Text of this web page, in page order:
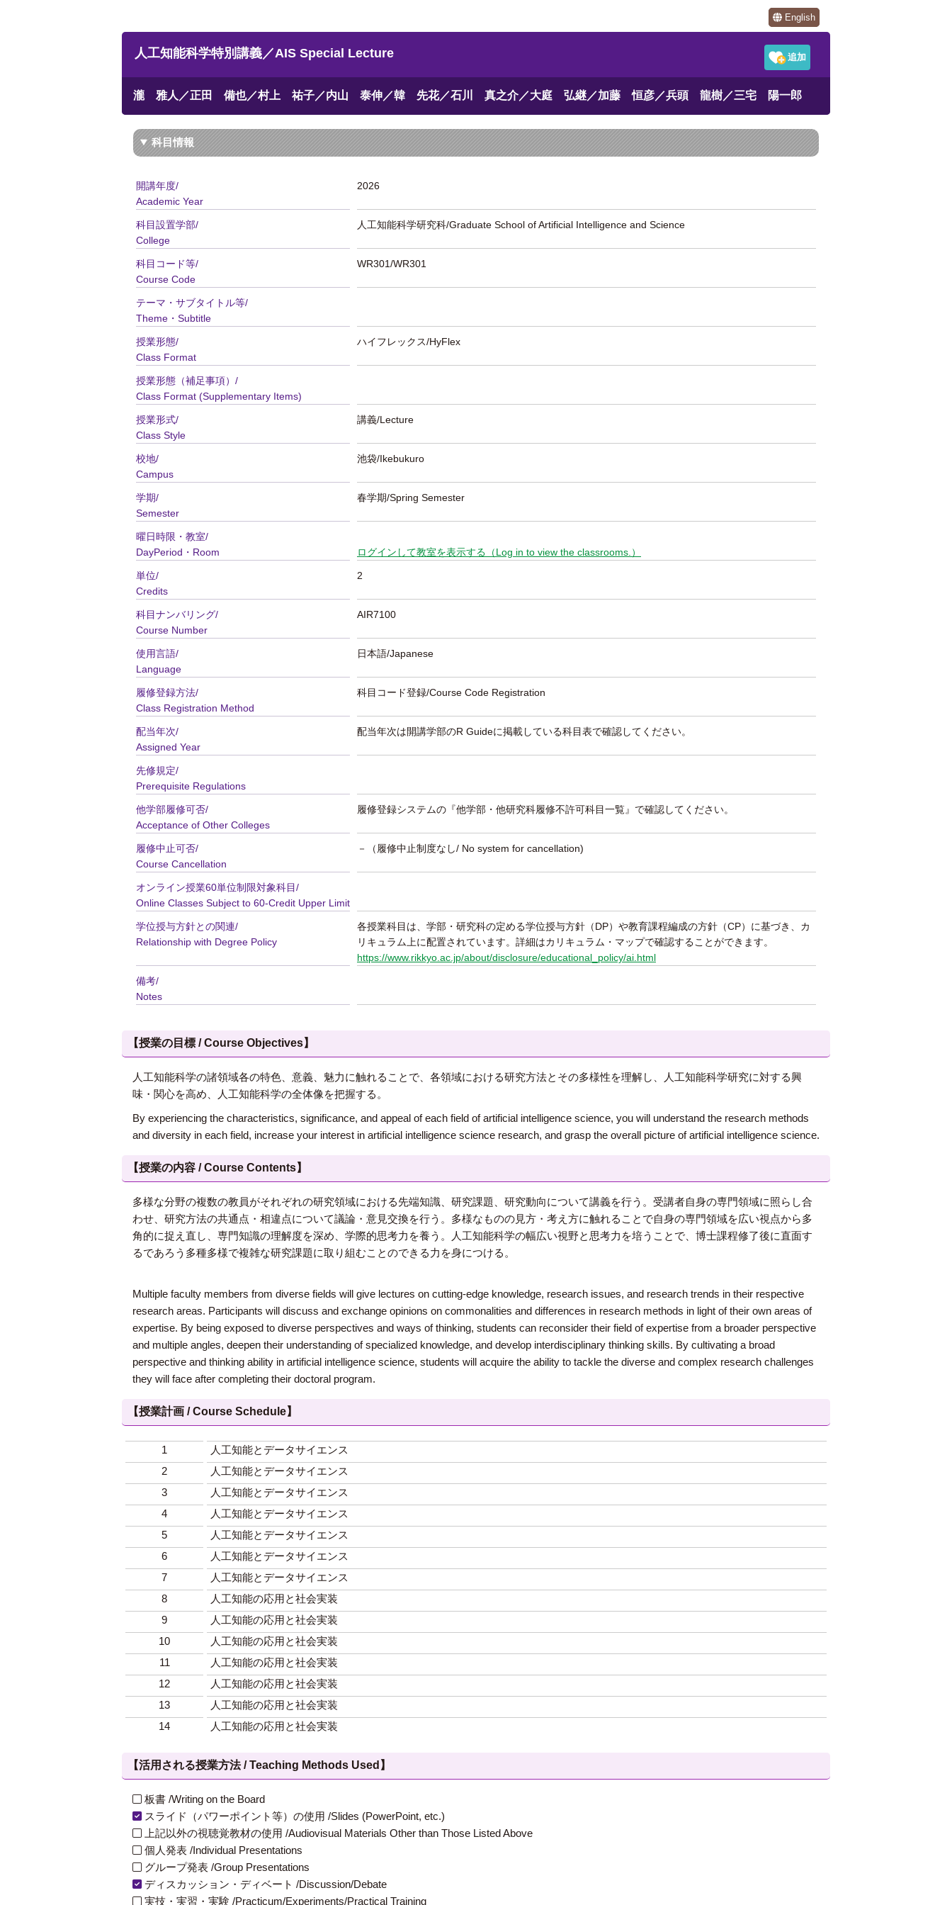
English
人工知能科学特別講義／AIS Special Lecture
瀧 雅人／正田 備也／村上 祐子／内山 泰伸／韓 先花／石川 真之介／大庭 弘継／加藤 恒彦／兵頭 龍樹／三宅 陽一郎
科目情報
開講年度/
Academic Year
2026
科目設置学部/
College
人工知能科学研究科/Graduate School of Artificial Intelligence and Science
科目コード等/
Course Code
WR301/WR301
テーマ・サブタイトル等/
Theme・Subtitle
授業形態/
Class Format
ハイフレックス/HyFlex
授業形態（補足事項）/
Class Format (Supplementary Items)
授業形式/
Class Style
講義/Lecture
校地/
Campus
池袋/Ikebukuro
学期/
Semester
春学期/Spring Semester
曜日時限・教室/
DayPeriod・Room
ログインして教室を表示する（Log in to view the classrooms.）
単位/
Credits
2
科目ナンバリング/
Course Number
AIR7100
使用言語/
Language
日本語/Japanese
履修登録方法/
Class Registration Method
科目コード登録/Course Code Registration
配当年次/
Assigned Year
配当年次は開講学部のR Guideに掲載している科目表で確認してください。
先修規定/
Prerequisite Regulations
他学部履修可否/
Acceptance of Other Colleges
履修登録システムの『他学部・他研究科履修不許可科目一覧』で確認してください。
履修中止可否/
Course Cancellation
－（履修中止制度なし/ No system for cancellation)
オンライン授業60単位制限対象科目/
Online Classes Subject to 60-Credit Upper Limit
学位授与方針との関連/
Relationship with Degree Policy
各授業科目は、学部・研究科の定める学位授与方針（DP）や教育課程編成の方針（CP）に基づき、カ
リキュラム上に配置されています。詳細はカリキュラム・マップで確認することができます。
https://www.rikkyo.ac.jp/about/disclosure/educational_policy/ai.html
備考/
Notes
【授業の目標 / Course Objectives】
人工知能科学の諸領域各の特色、意義、魅力に触れることで、各領域における研究方法とその多様性を理解し、人工知能科学研究に対する興
味・関心を高め、人工知能科学の全体像を把握する。
By experiencing the characteristics, significance, and appeal of each field of artificial intelligence science, you will understand the research methods
and diversity in each field, increase your interest in artificial intelligence science research, and grasp the overall picture of artificial intelligence science.
【授業の内容 / Course Contents】
多様な分野の複数の教員がそれぞれの研究領域における先端知識、研究課題、研究動向について講義を行う。受講者自身の専門領域に照らし合
わせ、研究方法の共通点・相違点について議論・意見交換を行う。多様なものの見方・考え方に触れることで自身の専門領域を広い視点から多
角的に捉え直し、専門知識の理解度を深め、学際的思考力を養う。人工知能科学の幅広い視野と思考力を培うことで、博士課程修了後に直面す
るであろう多種多様で複雑な研究課題に取り組むことのできる力を身につける。
Multiple faculty members from diverse fields will give lectures on cutting-edge knowledge, research issues, and research trends in their respective
research areas. Participants will discuss and exchange opinions on commonalities and differences in research methods in light of their own areas of
expertise. By being exposed to diverse perspectives and ways of thinking, students can reconsider their field of expertise from a broader perspective
and multiple angles, deepen their understanding of specialized knowledge, and develop interdisciplinary thinking skills. By cultivating a broad
perspective and thinking ability in artificial intelligence science, students will acquire the ability to tackle the diverse and complex research challenges
they will face after completing their doctoral program.
【授業計画 / Course Schedule】
1
人工知能とデータサイエンス
2
人工知能とデータサイエンス
3
人工知能とデータサイエンス
4
人工知能とデータサイエンス
5
人工知能とデータサイエンス
6
人工知能とデータサイエンス
7
人工知能とデータサイエンス
8
人工知能の応用と社会実装
9
人工知能の応用と社会実装
10
人工知能の応用と社会実装
11
人工知能の応用と社会実装
12
人工知能の応用と社会実装
13
人工知能の応用と社会実装
14
人工知能の応用と社会実装
【活用される授業方法 / Teaching Methods Used】
板書 /Writing on the Board
スライド（パワーポイント等）の使用 /Slides (PowerPoint, etc.)
上記以外の視聴覚教材の使用 /Audiovisual Materials Other than Those Listed Above
個人発表 /Individual Presentations
グループ発表 /Group Presentations
ディスカッション・ディベート /Discussion/Debate
実技・実習・実験 /Practicum/Experiments/Practical Training